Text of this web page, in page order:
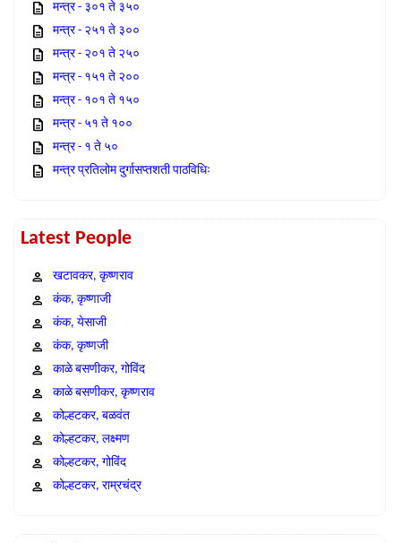
मन्त्र - ३०१ ते ३५०
मन्त्र - २५१ ते ३००
मन्त्र - २०१ ते २५०
मन्त्र - १५१ ते २००
मन्त्र - १०१ ते १५०
मन्त्र - ५१ ते १००
मन्त्र - १ ते ५०
मन्त्र प्रतिलोम दुर्गासप्तशती पाठविधिः
Latest People
खटावकर, कृष्णराव
कंक, कृष्णाजी
कंक, येसाजी
कंक, कृष्णजी
काळे बसणीकर, गोविंद
काळे बसणीकर, कृष्णराव
कोल्हटकर, बळवंत
कोल्हटकर, लक्ष्मण
कोल्हटकर, गोविंद
कोल्हटकर, राम्रचंद्र